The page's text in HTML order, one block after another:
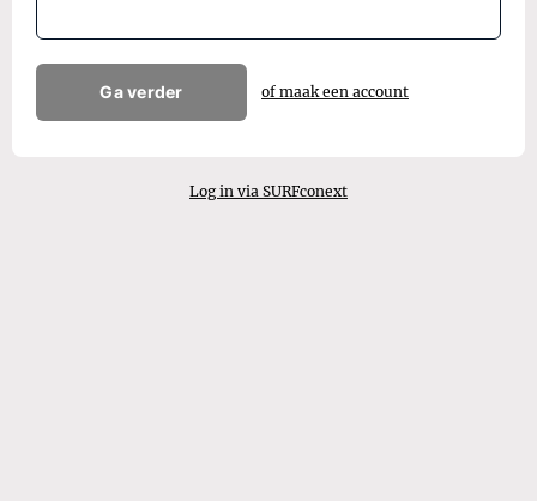
Ga verder of maak een account
Log in via SURFconext